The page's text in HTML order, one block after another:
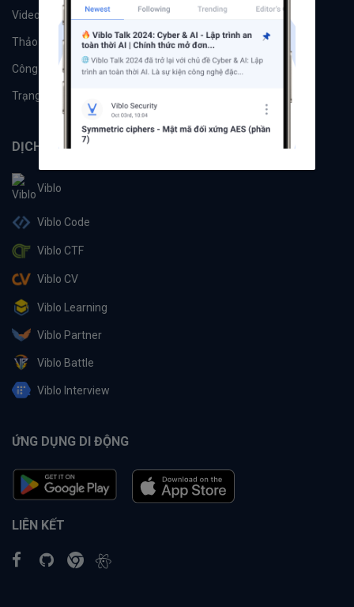
Videos Tác giả
Thảo luận Đề xuất hệ thống
Công cụ Machine Learning
Trạng thái hệ thống
DỊCH VỤ
Viblo
Viblo Code
Viblo CTF
Viblo CV
Viblo Learning
Viblo Partner
Viblo Battle
Viblo Interview
ỨNG DỤNG DI ĐỘNG
LIÊN KẾT